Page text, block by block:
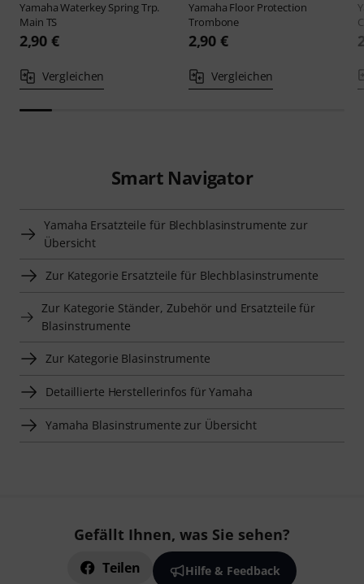
YamahaWaterkey Spring Trp.
Main TS
2,90 €
Vergleichen
Yamaha Floor Protection
Trombone
2,90 €
Vergleichen
Smart Navigator
Yamaha Ersatzteile für Blechblasinstrumente zur
Übersicht
Zur Kategorie Ersatzteile für Blechblasinstrumente
Zur Kategorie Ständer, Zubehör und Ersatzteile für
Blasinstrumente
Zur Kategorie Blasinstrumente
Detaillierte Herstellerinfos für Yamaha
Yamaha Blasinstrumente zur Übersicht
Gefällt Ihnen, was Sie sehen?
Teilen Hilfe & Feedback